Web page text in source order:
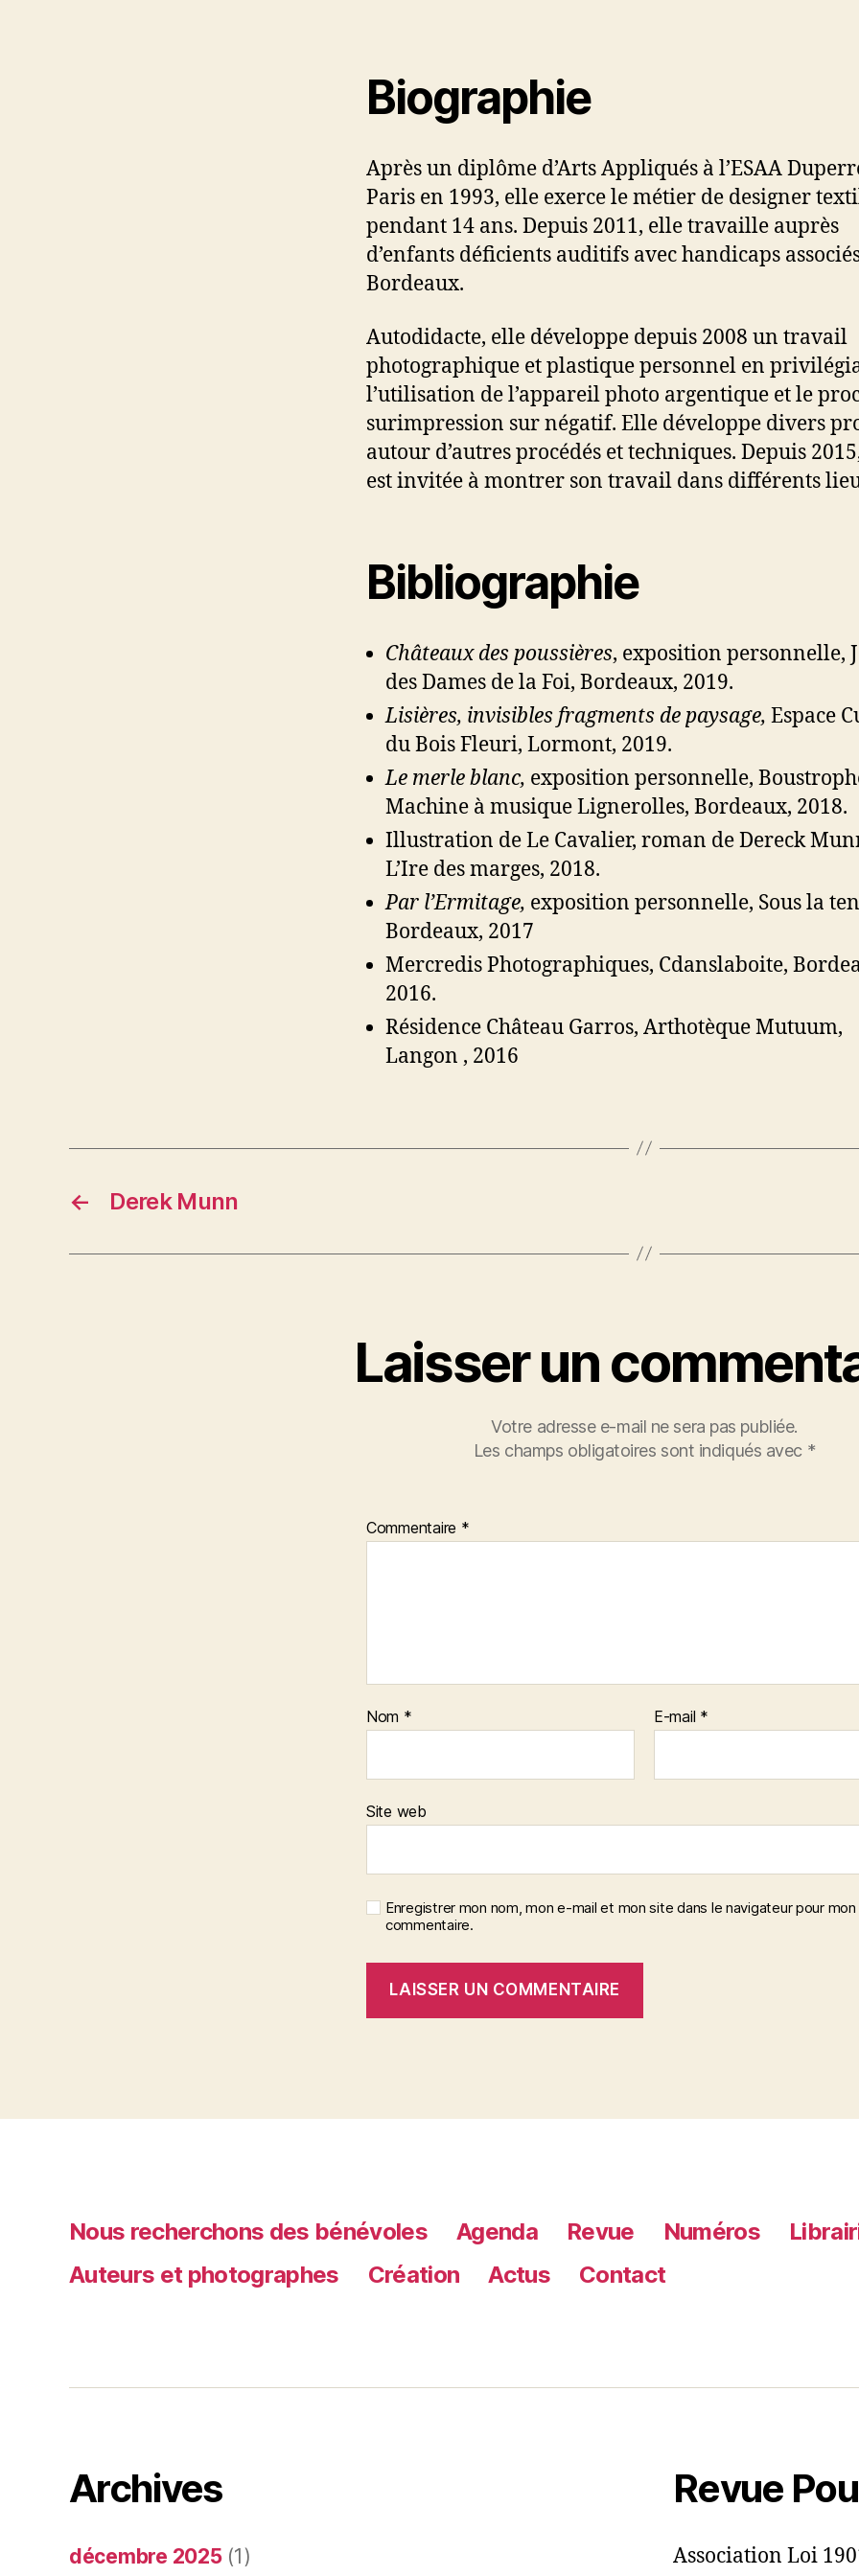
Biographie
Après un diplôme d’Arts Appliqués à l’ESAA
Paris en 1993, elle exerce le métier de designer
pendant 14 ans. Depuis 2011, elle travaille auprès
d’enfants déficients auditifs avec handicaps
Bordeaux.
Autodidacte, elle développe depuis 2008 un travail
photographique et plastique personnel en
l’utilisation de l’appareil photo argentique et le
surimpression sur négatif. Elle développe divers
autour d’autres procédés et techniques. Depuis
est invitée à montrer son travail dans différents
Bibliographie
Châteaux des poussières, exposition personnelle,
des Dames de la Foi, Bordeaux, 2019.
Lisières, invisibles fragments de paysage, Espace
du Bois Fleuri, Lormont, 2019.
Le merle blanc, exposition personnelle,
Machine à musique Lignerolles, Bordeaux, 2018.
Illustration de Le Cavalier, roman de Dereck
L’Ire des marges, 2018.
Par l’Ermitage, exposition personnelle, Sous la
Bordeaux, 2017
Mercredis Photographiques, Cdanslaboite,
2016​.
Résidence Château Garros, Arthotèque Mutuum,
Langon , 2016
← Derek Munn
Laisser un
Votre adresse e-mail ne sera pas publiée.
Les champs obligatoires sont indiqués avec *
Commentaire *
Nom * E-mail *
Site web
Enregistrer mon nom, mon e-mail et mon site dans le navigateur pour mon
commentaire.
Nous recherchons des bénévoles Agenda Revue Numéros
Auteurs et photographes
Création Actus Contact
Archives
décembre 2025(1)
Revue
Association Loi